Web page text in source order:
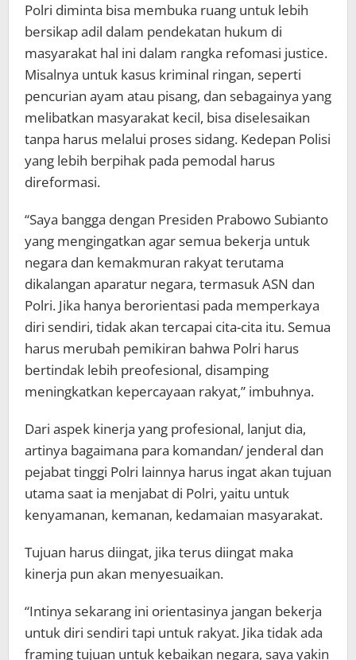
Polri diminta bisa membuka ruang untuk lebih
bersikap adil dalam pendekatan hukum di
masyarakat hal ini dalam rangka refomasi justice.
Misalnya untuk kasus kriminal ringan, seperti
pencurian ayam atau pisang, dan sebagainya yang
melibatkan masyarakat kecil, bisa diselesaikan
tanpa harus melalui proses sidang. Kedepan Polisi
yang lebih berpihak pada pemodal harus
direformasi.
“Saya bangga dengan Presiden Prabowo Subianto
yang mengingatkan agar semua bekerja untuk
negara dan kemakmuran rakyat terutama
dikalangan aparatur negara, termasuk ASN dan
Polri. Jika hanya berorientasi pada memperkaya
diri sendiri, tidak akan tercapai cita-cita itu. Semua
harus merubah pemikiran bahwa Polri harus
bertindak lebih preofesional, disamping
meningkatkan kepercayaan rakyat,” imbuhnya.
Dari aspek kinerja yang profesional, lanjut dia,
artinya bagaimana para komandan/ jenderal dan
pejabat tinggi Polri lainnya harus ingat akan tujuan
utama saat ia menjabat di Polri, yaitu untuk
kenyamanan, kemanan, kedamaian masyarakat.
Tujuan harus diingat, jika terus diingat maka
kinerja pun akan menyesuaikan.
“Intinya sekarang ini orientasinya jangan bekerja
untuk diri sendiri tapi untuk rakyat. Jika tidak ada
framing tujuan untuk kebaikan negara, saya yakin